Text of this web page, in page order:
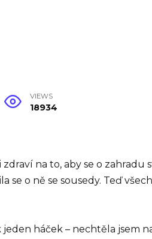
VIEWS
18934
na to, aby se o zahradu
se o ně se sousedy. Teď
háček – nechtěla jsem